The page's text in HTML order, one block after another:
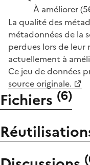
À améliorer
La qualité des
métadonnées de la
perdues lors de
actuellement à
Ce jeu de données
source originale.
Fichiers (6)
(